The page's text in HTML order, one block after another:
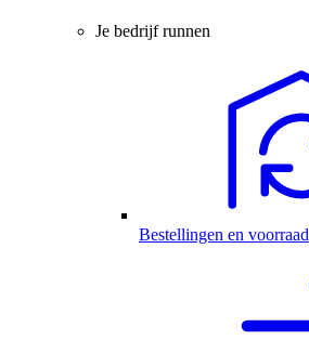
Je bedrijf runnen
Bestellingen en voorraad